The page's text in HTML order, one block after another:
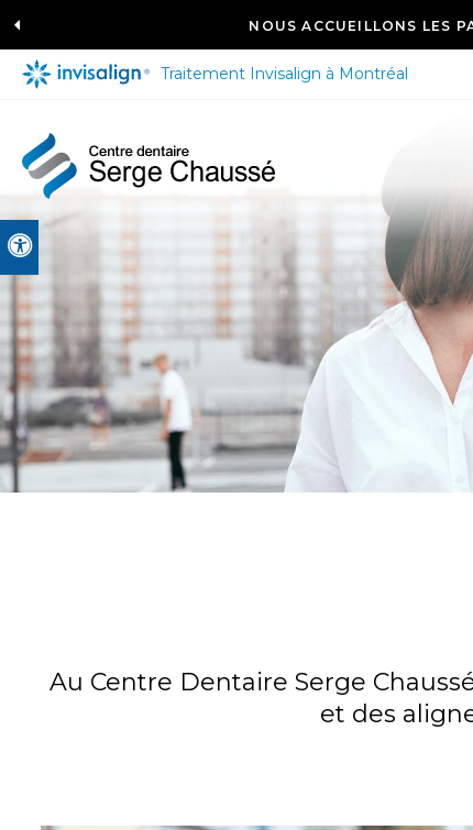
Version accessible
NOUS ACCUEILLONS LES
VOUS
Traitement Invisalign à Montréal
Au Centre Dentaire Serge
et des